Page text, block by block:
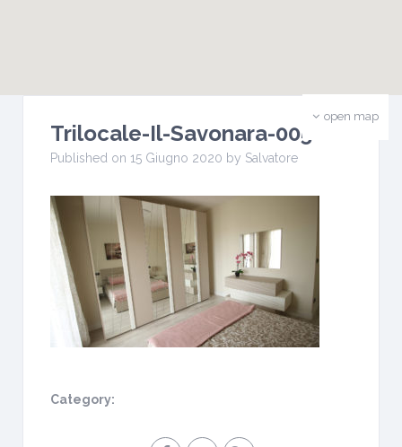
open map
Trilocale-Il-Savonara-005
Published on 15 Giugno 2020 by Salvatore
Category: